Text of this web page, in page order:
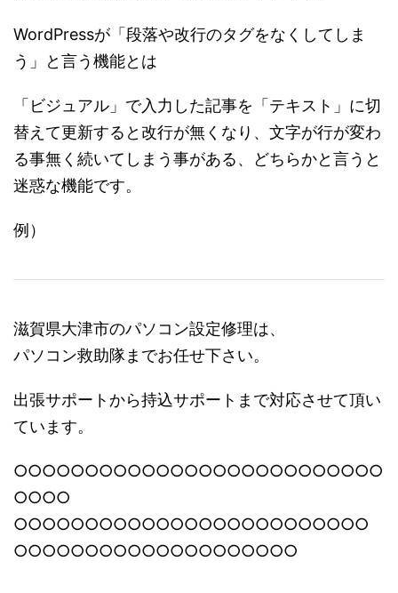
WordPressが「段落や改行のタグをなくしてしま
う」と言う機能とは
「ビジュアル」で入力した記事を「テキスト」に切
替えて更新すると改行が無くなり、文字が行が変わ
る事無く続いてしまう事がある、どちらかと言うと
迷惑な機能です。
例）
滋賀県大津市のパソコン設定修理は、
パソコン救助隊までお任せ下さい。
出張サポートから持込サポートまで対応させて頂い
ています。
○○○○○○○○○○○○○○○○○○○○○○○○○○
○○○○
○○○○○○○○○○○○○○○○○○○○○○○○○
○○○○○○○○○○○○○○○○○○○○